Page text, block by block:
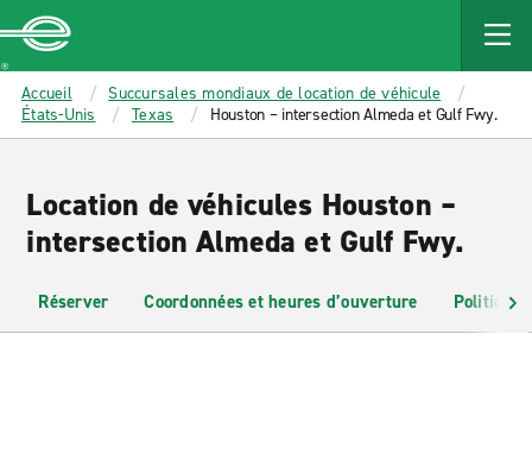
MAIN
CONTENT
Enterprise
Accueil
Succursales mondiaux de location de véhicule
États-Unis
Texas Houston – intersection Almeda et Gulf Fwy.
Location de véhicules Houston –
intersection Almeda et Gulf Fwy.
Réserver Coordonnées et heures d’ouverture Politiques